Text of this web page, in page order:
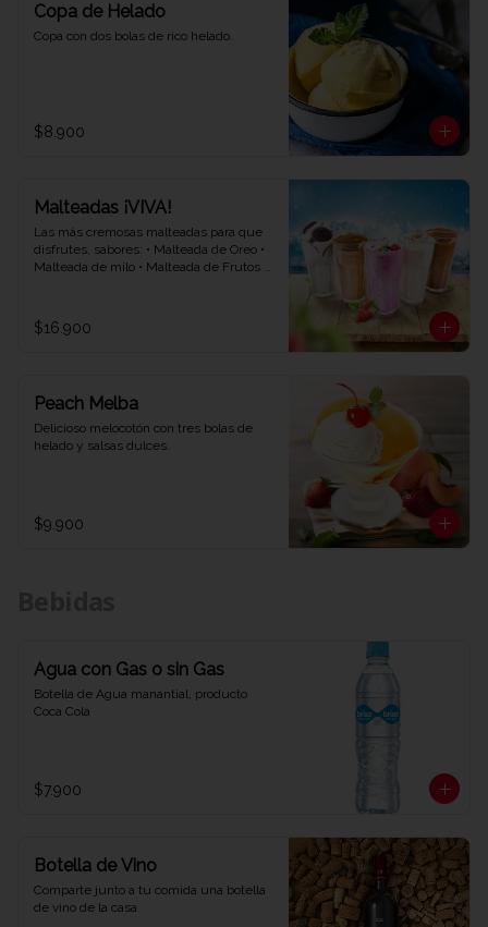
Copa de Helado
Copa con dos bolas de rico helado.
$8.900
Malteadas ¡VIVA!
Las más cremosas malteadas para que
disfrutes, sabores: • Malteada de Oreo •
Malteada de milo • Malteada de Frutos
$16.900
Peach Melba
Delicioso melocotón con tres bolas de
helado y salsas dulces.
$9.900
Agua con Gas o sin Gas
Botella de Agua manantial, producto
Coca Cola
$7.900
Botella de Vino
Comparte junto a tu comida una botella
de vino de la casa